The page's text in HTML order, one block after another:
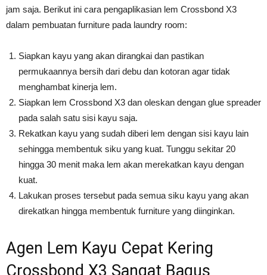
jam saja. Berikut ini cara pengaplikasian lem Crossbond X3
dalam pembuatan furniture pada laundry room:
Siapkan kayu yang akan dirangkai dan pastikan
permukaannya bersih dari debu dan kotoran agar tidak
menghambat kinerja lem.
Siapkan lem Crossbond X3 dan oleskan dengan glue spreader
pada salah satu sisi kayu saja.
Rekatkan kayu yang sudah diberi lem dengan sisi kayu lain
sehingga membentuk siku yang kuat. Tunggu sekitar 20
hingga 30 menit maka lem akan merekatkan kayu dengan
kuat.
Lakukan proses tersebut pada semua siku kayu yang akan
direkatkan hingga membentuk furniture yang diinginkan.
Agen Lem Kayu Cepat Kering
Crossbond X3 Sangat Bagus